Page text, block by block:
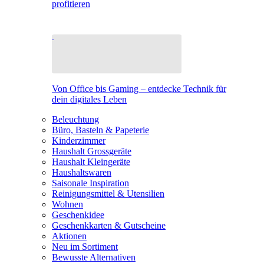
profitieren
Von Office bis Gaming – entdecke Technik für
dein digitales Leben
Beleuchtung
Büro, Basteln & Papeterie
Kinderzimmer
Haushalt Grossgeräte
Haushalt Kleingeräte
Haushaltswaren
Saisonale Inspiration
Reinigungsmittel & Utensilien
Wohnen
Geschenkidee
Geschenkkarten & Gutscheine
Aktionen
Neu im Sortiment
Bewusste Alternativen